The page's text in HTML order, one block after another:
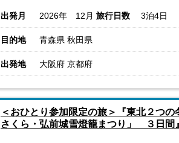
出発月 2026年 12月 旅行日数 3泊4日
目的地 青森県 秋田県
出発地 大阪府 京都府
＜おひとり参加限定の旅＞『東北２つ
さくら・弘前城雪燈籠まつり」 ３日間』